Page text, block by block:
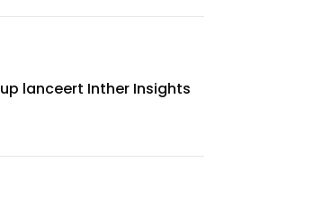
lanceert Inther Insights